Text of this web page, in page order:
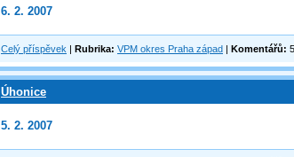
6. 2. 2007
Celý příspěvek | Rubrika: VPM okres Praha západ | Komentářů: 5
Úhonice
5. 2. 2007